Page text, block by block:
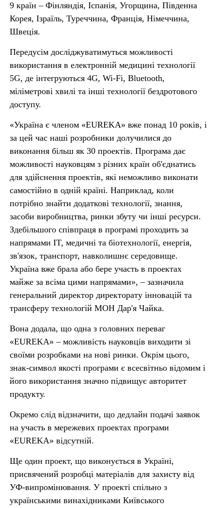
9 країн – Фінляндія, Іспанія, Угорщина, Південна
Корея, Ізраїль, Туреччина, Франція, Німеччина,
Швеція.
Передусім досліджуватимуться можливості
використання в електронній медицині технології
5G, де інтегруються 4G, Wi-Fi, Bluetooth,
міліметрові хвилі та інші технології бездротового
доступу.
«Україна є членом «EUREKA» вже понад 10 років, і
за цей час наші розробники долучилися до
виконання більш як 30 проектів. Програма дає
можливості науковцям з різних країн об'єднатись
для здійснення проектів, які неможливо виконати
самостійно в одній країні. Наприклад, коли
потрібно знайти додаткові технології, знання,
засоби виробництва, ринки збуту чи інші ресурси.
Здебільшого співпраця в програмі проходить за
напрямами IT, медичні та біотехнології, енергія,
зв'язок, транспорт, навколишнє середовище.
Україна вже брала або бере участь в проектах
майже за всіма цими напрямами», – зазначила
генеральний директор директорату інновацій та
трансферу технологій МОН Дар'я Чайка.
Вона додала, що одна з головних переваг
«EUREKA» – можливість науковців виходити зі
своїми розробками на нові ринки. Окрім цього,
знак-символ якості програми є всесвітньо відомим і
його використання значно підвищує авторитет
продукту.
Окремо слід відзначити, що дедлайн подачі заявок
на участь в мережевих проектах програми
«EUREKA» відсутній.
Ще один проект, що виконується в Україні,
присвячений розробці матеріалів для захисту від
УФ-випромінювання. У проекті спільно з
українськими винахідниками Київського